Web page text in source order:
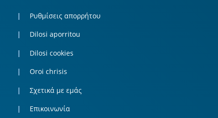
Ρυθμίσεις απορρήτου
Dilosi aporritou
Dilosi cookies
Oroi chrisis
Σχετικά με εμάς
Επικοινωνία